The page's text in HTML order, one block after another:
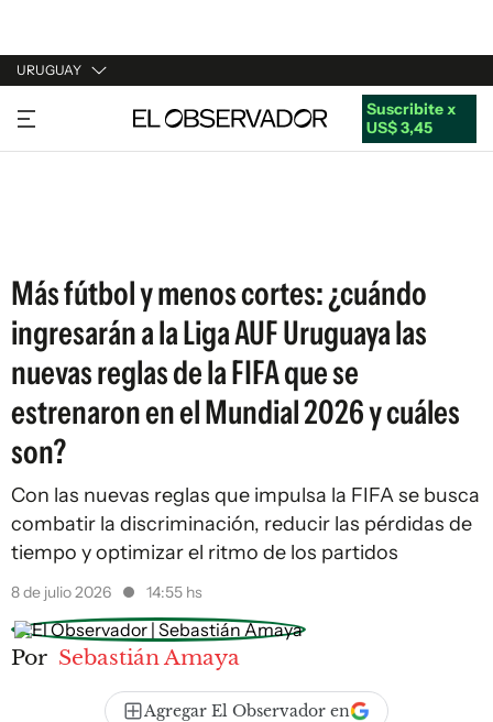
URUGUAY
URUGUAY
ARGENTINA
Suscribite x
US$ 3,45
Más fútbol y menos cortes: ¿cuándo
ingresarán a la Liga AUF Uruguaya las
nuevas reglas de la FIFA que se
estrenaron en el Mundial 2026 y cuáles
son?
Con las nuevas reglas que impulsa la FIFA se busca
combatir la discriminación, reducir las pérdidas de
tiempo y optimizar el ritmo de los partidos
8 de julio 2026 14:55 hs
Por Sebastián Amaya
Agregar El Observador en